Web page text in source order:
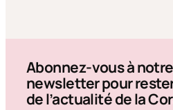
Abonnez-vous à notre
newsletter pour
de l’actualité de la